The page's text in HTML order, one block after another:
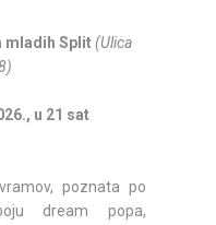
mladih Split(Ulica
u 21 sat
poznata po
dream popa,